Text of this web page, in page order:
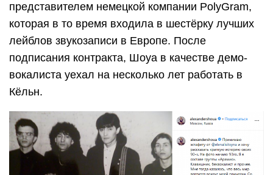
представителем немецкой компании PolyGram,
которая в то время входила в шестёрку лучших
лейблов звукозаписи в Европе. После
подписания контракта, Шоуа в качестве демо-
вокалиста уехал на несколько лет работать в
Кёльн.